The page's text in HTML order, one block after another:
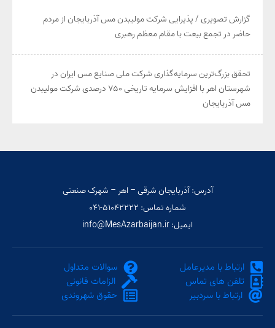
گزارش تصویری / پذیرایی شرکت مولیبدن مس آذربایجان از مردم
حاضر در تجمع بیعت با مقام معظم رهبری
تحقق بزرگ‌ترین سرمایه‌گذاری شرکت ملی صنایع مس ایران در
شهرستان اهر با افزایش سرمایه تاریخی ۷۵۰ درصدی شرکت مولیبدن
مس آذربایجان
آدرس: آذربایجان شرقی – اهر – شهرک صنعتی
شماره تماس: ۵۱۰۴۲۲۲۲-۰۴۱
ایمیل: info@MesAzarbaijan.ir
ارتباط با مدیرعامل
تلفن های تماس
ارتباط با سردبیر
سوالات متداول
الزامات قانونی
حقوق شهروندی